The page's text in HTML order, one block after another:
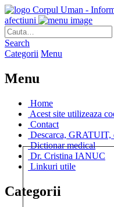
Corpul Uman -
afectiuni
Search
Categorii Menu
Menu
Home
Acest site utilizeaza
Contact
Descarca, GRATUIT,
Dictionar medical
Dr. Cristina IANUC
Linkuri utile
Categorii